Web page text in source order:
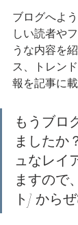
ブログへよ
しい読者や
うな内容を
ス、トレン
報を記事に
もうブロ
ましたか
ュなレイ
ますので
ト] から